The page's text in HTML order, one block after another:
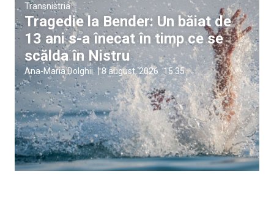
Transnistria
Tragedie la Bender: Un băiat de
13 ani s-a înecat în timp ce se
scălda în Nistru
Ana-Maria Dolghii |8 august, 2026 15:35